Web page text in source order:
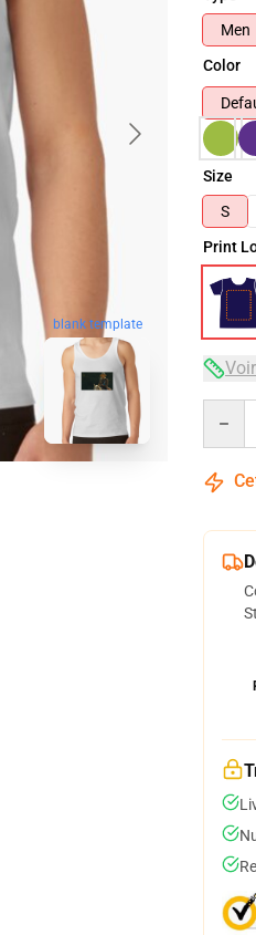
blank template
Men
Color
Size
S
Print